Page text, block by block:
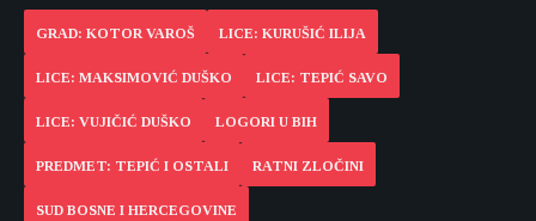
GRAD: KOTOR VAROŠ LICE: KURUŠIĆ ILIJA
LICE: MAKSIMOVIĆ DUŠKO LICE: TEPIĆ SAVO
LICE: VUJIČIĆ DUŠKO LOGORI U BIH
PREDMET: TEPIĆ I OSTALI RATNI ZLOČINI
SUD BOSNE I HERCEGOVINE